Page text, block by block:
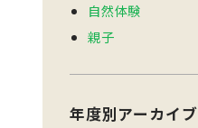
自然体験
親子
年度別アーカイブ